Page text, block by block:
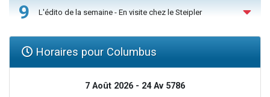
9 L'édito de la semaine - En visite chez le Steipler
Horaires pour Columbus
7 Août 2026 - 24 Av 5786